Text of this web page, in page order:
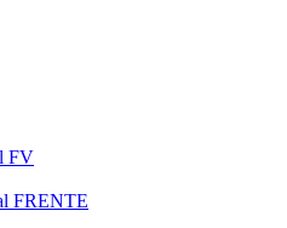
FV
FRENTE